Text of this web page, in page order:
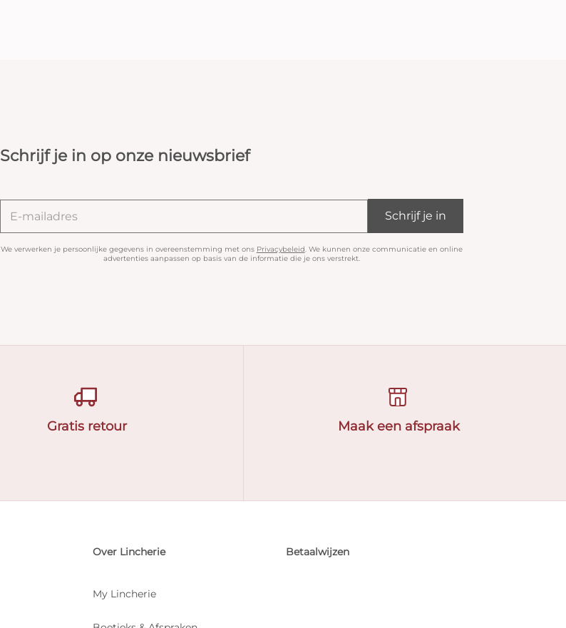
Schrijf je in op onze nieuwsbrief
We verwerken je persoonlijke gegevens in overeenstemming met ons Privacybeleid. We kunnen onze communicatie en online
advertenties aanpassen op basis van de informatie die je ons verstrekt.
Schrijf je in
Gratis retour Maak een afspraak
Over Lincherie
My Lincherie
Betaalwijzen